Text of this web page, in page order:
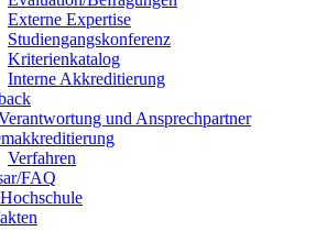
Externe Expertise
Studiengangskonferenz
Kriterienkatalog
Interne Akkreditierung
und Ansprechpartner
Verfahren
FAQ